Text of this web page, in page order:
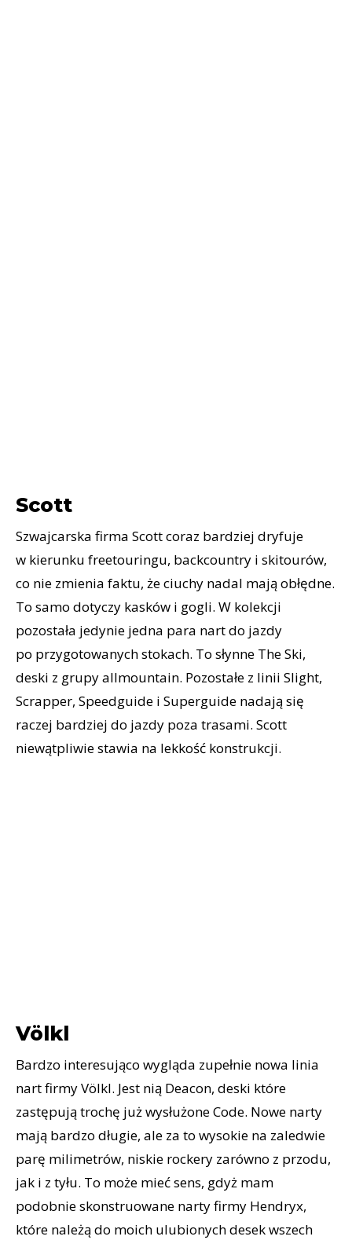
Scott
Szwajcarska firma Scott coraz bardziej dryfuje
w kierunku freetouringu, backcountry i skitourów,
co nie zmienia faktu, że ciuchy nadal mają obłędne.
To samo dotyczy kasków i gogli. W kolekcji
pozostała jedynie jedna para nart do jazdy
po przygotowanych stokach. To słynne The Ski,
deski z grupy allmountain. Pozostałe z linii Slight,
Scrapper, Speedguide i Superguide nadają się
raczej bardziej do jazdy poza trasami. Scott
niewątpliwie stawia na lekkość konstrukcji.
Völkl
Bardzo interesująco wygląda zupełnie nowa linia
nart firmy Völkl. Jest nią Deacon, deski które
zastępują trochę już wysłużone Code. Nowe narty
mają bardzo długie, ale za to wysokie na zaledwie
parę milimetrów, niskie rockery zarówno z przodu,
jak i z tyłu. To może mieć sens, gdyż mam
podobnie skonstruowane narty firmy Hendryx,
które należą do moich ulubionych desek wszech